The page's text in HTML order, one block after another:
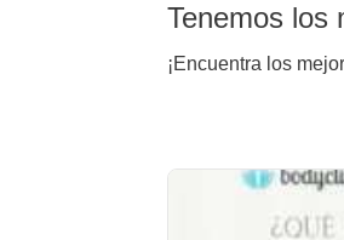
Tenemos los
¡Encuentra los